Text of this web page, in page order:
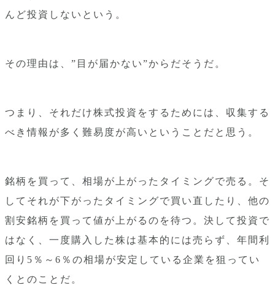
んど投資しないという。
その理由は、”目が届かない”からだそうだ。
つまり、それだけ株式投資をするためには、収集する
べき情報が多く難易度が高いということだと思う。
銘柄を買って、相場が上がったタイミングで売る。そ
してそれが下がったタイミングで買い直したり、他の
割安銘柄を買って値が上がるのを待つ。決して投資で
はなく、一度購入した株は基本的には売らず、年間利
回り5％～6％の相場が安定している企業を狙ってい
くとのことだ。